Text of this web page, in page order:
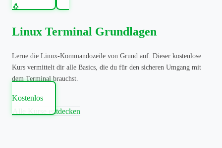
🐧
Linux Terminal Grundlagen
Lerne die Linux-Kommandozeile von Grund auf. Dieser kostenlose
Kurs vermittelt dir alle Basics, die du für den sicheren Umgang mit
dem Terminal brauchst.
Kostenlos
Alle Kurse entdecken